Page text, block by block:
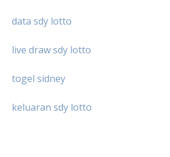
data sdy lotto
live draw sdy lotto
togel sidney
keluaran sdy lotto